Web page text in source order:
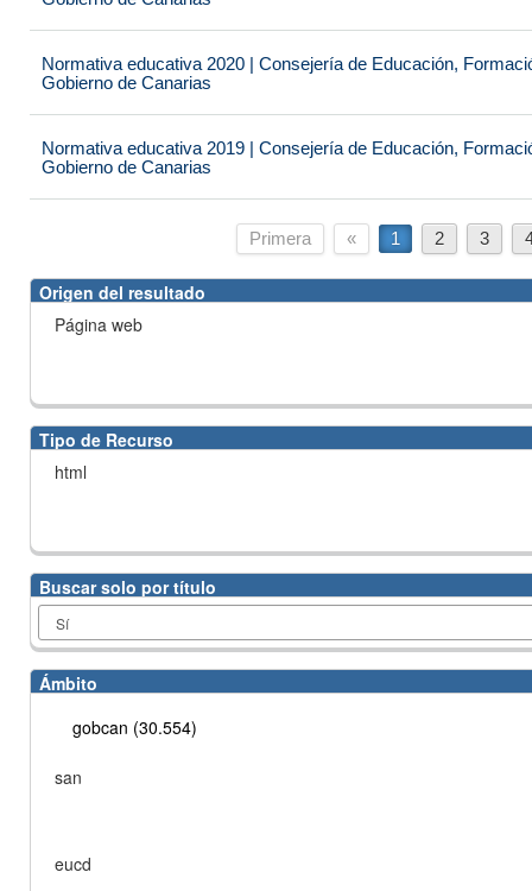
Normativa educativa 2020 | Consejería de Educación,
Gobierno de Canarias
Normativa educativa 2019 | Consejería de Educación,
Gobierno de Canarias
Primera « 1 2 3
Origen del resultado
Página web
Tipo de Recurso
html
Buscar solo por título
Ámbito
gobcan (30.554)
san
eucd